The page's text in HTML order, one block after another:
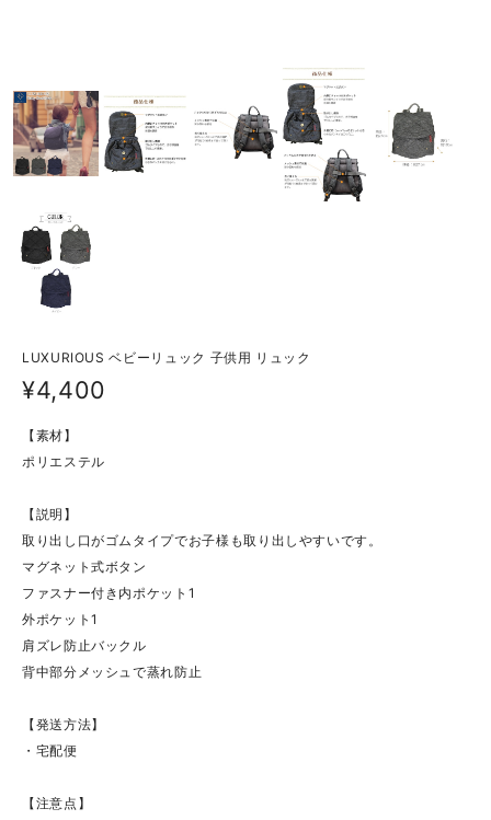
LUXURIOUS ベビーリュック 子供用 リュック
¥4,400
【素材】
ポリエステル
【説明】
取り出し口がゴムタイプでお子様も取り出しやすいです。
マグネット式ボタン
ファスナー付き内ポケット1
外ポケット1
肩ズレ防止バックル
背中部分メッシュで蒸れ防止
【発送方法】
・宅配便
【注意点】